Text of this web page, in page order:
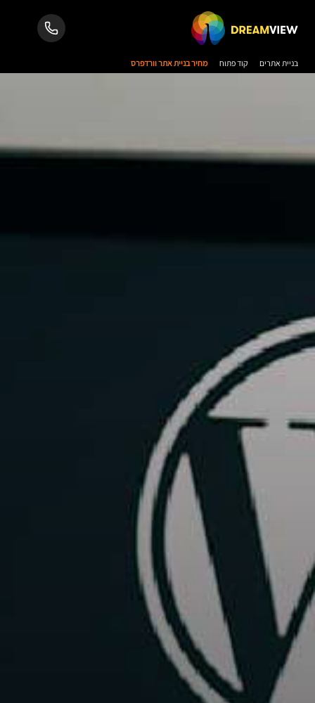
בניית אתרים קוד פתוח מחיר בניית אתר וורדפרס